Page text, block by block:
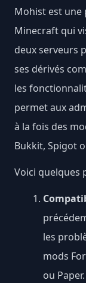
Mohist est
Minecraft qui
deux serveurs
ses dérivés
les
permet aux
à la fois des
Bukkit, Spigot
Voici quelques
les
mods
ou